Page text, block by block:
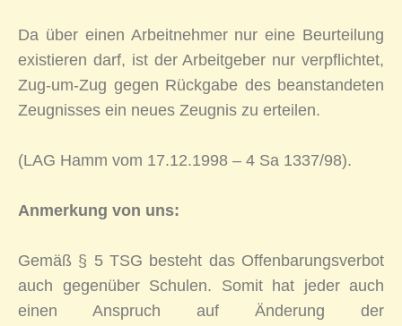
Da über einen Arbeitnehmer nur eine Beurteilung
existieren darf, ist der Arbeitgeber nur verpflichtet,
Zug-um-Zug gegen Rückgabe des beanstandeten
Zeugnisses ein neues Zeugnis zu erteilen.
(LAG Hamm vom 17.12.1998 – 4 Sa 1337/98).
Anmerkung von uns:
Gemäß § 5 TSG besteht das Offenbarungsverbot
auch gegenüber Schulen. Somit hat jeder auch
einen Anspruch auf Änderung der